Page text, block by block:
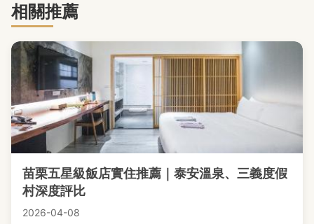
相關推薦
苗栗五星級飯店實住推薦｜泰安溫泉、三義度假
村深度評比
2026-04-08